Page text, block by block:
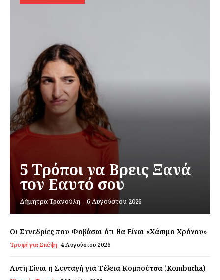
Εγγραφείτε τώρα!
Daily Food
5 Τρόποι να Βρεις Ξανά
τον Εαυτό σου
Δήμητρα Τρανούλη - 6 Αυγούστου 2026
Οι Συνεδρίες που Φοβάσαι ότι θα Είναι «Χάσιμο Χρόνου»
Τροφή για Σκέψη 4 Αυγούστου 2026
Αυτή Είναι η Συνταγή για Τέλεια Κομπούτσα (Kombucha)